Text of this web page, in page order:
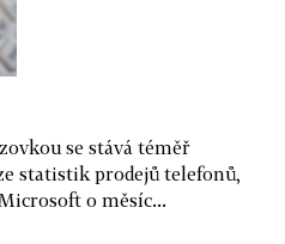
se stává téměř
statistik prodejů telefonů,
o měsíc...